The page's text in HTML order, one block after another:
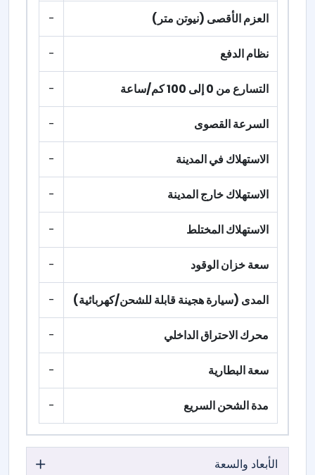
العزم الأقصى (نيوتن متر) -
نظام الدفع -
التسارع من 0 إلى 100 كم/ساعة -
السرعة القصوى -
الاستهلاك في المدينة -
الاستهلاك خارج المدينة -
الاستهلاك المختلط -
سعة خزان الوقود -
المدى (سيارة هجينة قابلة للشحن/كهربائية) -
محرك الاحتراق الداخلي -
سعة البطارية -
مدة الشحن السريع -
الأبعاد والسعة